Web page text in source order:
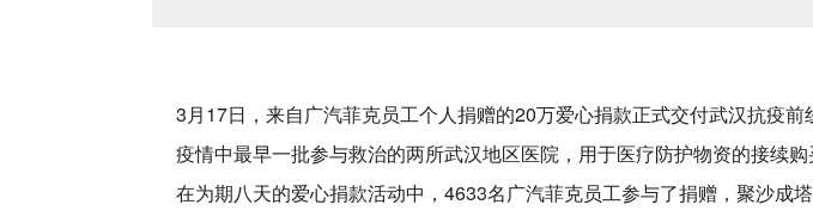
3月17日，来自广汽菲克员工个人捐赠的20万爱心捐款正式交付武汉抗疫
疫情中最早一批参与救治的两所武汉地区医院，用于医疗防护物资的接续购
在为期八天的爱心捐款活动中，4633名广汽菲克员工参与了捐赠，聚沙成